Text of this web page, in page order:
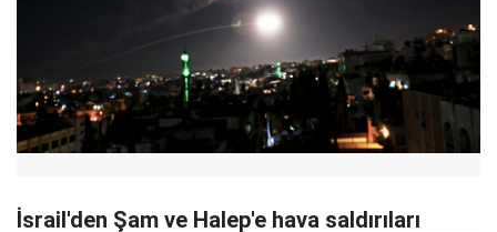
İsrail'den Şam ve Halep'e hava saldırıları